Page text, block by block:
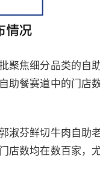
聚焦细分品类的自
助餐赛道中的门店
淑芬鲜切牛肉自助
店数均在数百家，